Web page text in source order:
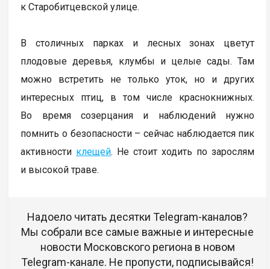
к Старобитцевской улице.
В столичных парках и лесных зонах цветут
плодовые деревья, клумбы и целые сады. Там
можно встретить не только уток, но и других
интересных птиц, в том числе краснокнижных.
Во время созерцания и наблюдений нужно
помнить о безопасности – сейчас наблюдается пик
активности клещей. Не стоит ходить по зарослям
и высокой траве.
Надоело читать десятки Telegram-каналов?
Мы собрали все самые важные и интересные
новости Московского региона в новом
Telegram-канале. Не пропусти, подписывайся!